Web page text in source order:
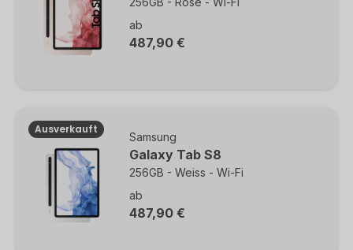
ab
487,90 €
Ausverkauft
Samsung
Galaxy Tab S8
256GB - Weiss - Wi-Fi
ab
487,90 €